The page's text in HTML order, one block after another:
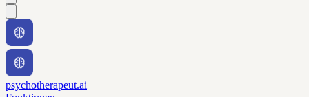
psychotherapeut.ai